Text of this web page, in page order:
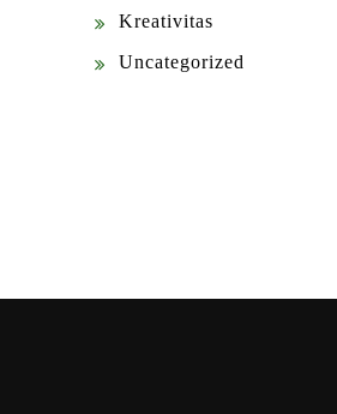
Kreativitas
Uncategorized